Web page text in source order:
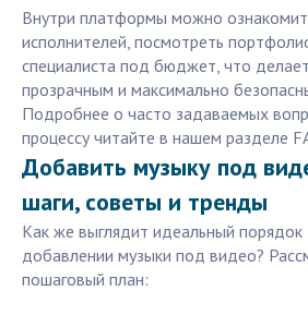
Внутри платформы можно
исполнителей, посмотреть
специалиста под бюджет, что
прозрачным и максимально
Подробнее о часто задаваемых
процессу читайте в нашем разделе
Добавить музыку под
шаги, советы и тренды
Как же выглядит идеальный порядок
добавлении музыки под видео?
пошаговый план: